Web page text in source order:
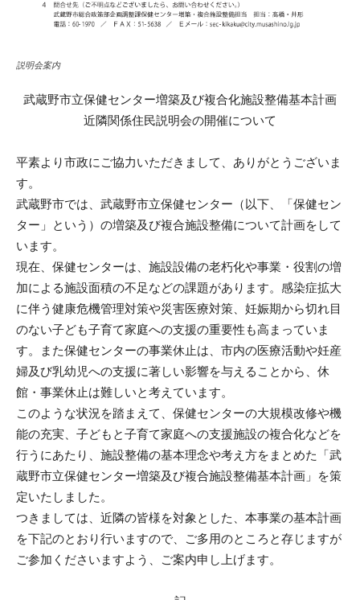
説明会案内
武蔵野市立保健センター増築及び複合化施設整備基本計画
近隣関係住民説明会の開催について
平素より市政にご協力いただきまして、ありがとうございま
す。
武蔵野市では、武蔵野市立保健センター（以下、「保健セン
ター」という）の増築及び複合施設整備について計画をして
います。
現在、保健センターは、施設設備の老朽化や事業・役割の増
加による施設面積の不足などの課題があります。感染症拡大
に伴う健康危機管理対策や災害医療対策、妊娠期から切れ目
のない子ども子育て家庭への支援の重要性も高まっていま
す。また保健センターの事業休止は、市内の医療活動や妊産
婦及び乳幼児への支援に著しい影響を与えることから、休
館・事業休止は難しいと考えています。
このような状況を踏まえて、保健センターの大規模改修や機
能の充実、子どもと子育て家庭への支援施設の複合化などを
行うにあたり、施設整備の基本理念や考え方をまとめた「武
蔵野市立保健センター増築及び複合施設整備基本計画」を策
定いたしました。
つきましては、近隣の皆様を対象とした、本事業の基本計画
を下記のとおり行いますので、ご多用のところと存じますが
ご参加くださいますよう、ご案内申し上げます。